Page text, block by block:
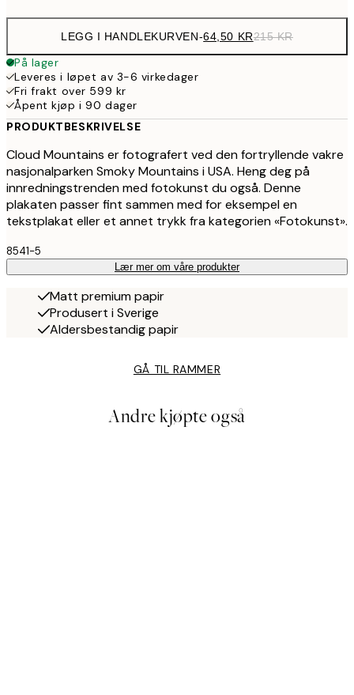
LEGG I HANDLEKURVEN-64,50 KR215 KR
På lager
Leveres i løpet av 3-6 virkedager
Fri frakt over 599 kr
Åpent kjøp i 90 dager
PRODUKTBESKRIVELSE
Cloud Mountains er fotografert ved den fortryllende vakre
nasjonalparken Smoky Mountains i USA. Heng deg på
innredningstrenden med fotokunst du også. Denne
plakaten passer fint sammen med for eksempel en
tekstplakat eller et annet trykk fra kategorien «Fotokunst».
8541-5
Lær mer om våre produkter
Matt premium papir
Produsert i Sverige
Aldersbestandig papir
GÅ TIL RAMMER
Andre kjøpte også